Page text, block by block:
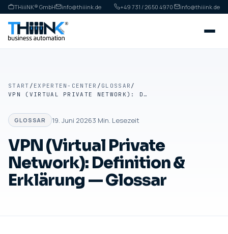
THiiiNK® GmbH info@thiiink.de +49 731 / 2650 4970· info@thiiink.de
START / EXPERTEN-CENTER / GLOSSAR /
VPN (VIRTUAL PRIVATE NETWORK): DEFINITION & ERKLÄRUNG — GLOSSAR
GLOSSAR 19. Juni 20263 Min. Lesezeit
VPN (Virtual Private
Network): Definition &
Erklärung — Glossar